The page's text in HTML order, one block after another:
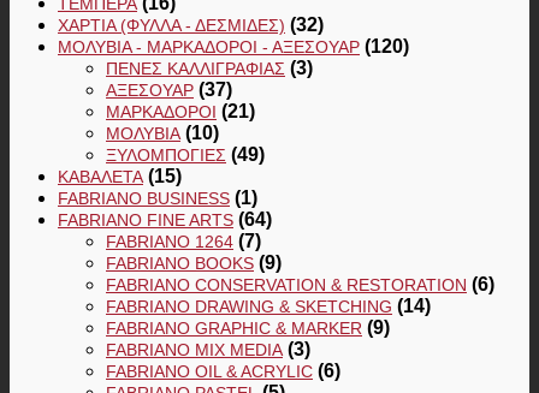
ΧΑΡΤΙΆ (ΦΎΛΛΑ - ΔΕΣΜΊΔΕΣ) (32)
ΜΟΛΎΒΙΑ - ΜΑΡΚΑΔΌΡΟΙ - ΑΞΕΣΟΥΆΡ (120)
ΠΈΝΕΣ ΚΑΛΛΙΓΡΑΦΊΑΣ (3)
ΑΞΕΣΟΥΆΡ (37)
ΜΑΡΚΑΔΌΡΟΙ (21)
ΜΟΛΎΒΙΑ (10)
ΞΥΛΟΜΠΟΓΙΈΣ (49)
ΚΑΒΑΛΈΤΑ (15)
FABRIANO BUSINESS (1)
FABRIANO FINE ARTS (64)
FABRIANO 1264 (7)
FABRIANO BOOKS (9)
FABRIANO CONSERVATION & RESTORATION (6)
FABRIANO DRAWING & SKETCHING (14)
FABRIANO GRAPHIC & MARKER (9)
FABRIANO MIX MEDIA (3)
FABRIANO OIL & ACRYLIC (6)